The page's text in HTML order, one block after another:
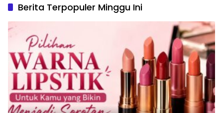
Berita Terpopuler Minggu Ini